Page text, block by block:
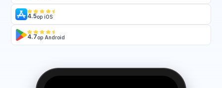
4.5op iOS
4.7op Android